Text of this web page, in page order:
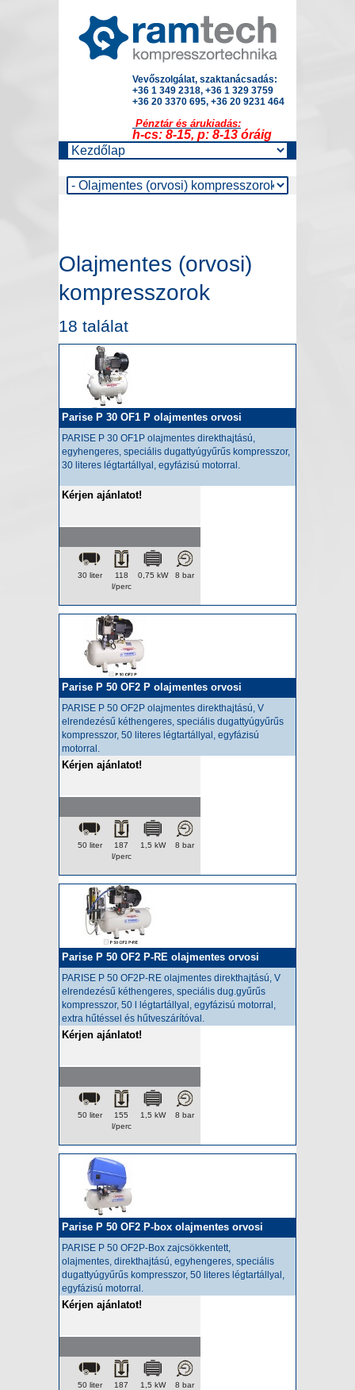
Vevőszolgálat, szaktanácsadás:
+36 1 349 2318, +36 1 329 3759
+36 20 3370 695, +36 20 9231 464
Pénztár és árukiadás:
h-cs: 8-15, p: 8-13 óráig
Olajmentes (orvosi)
kompresszorok
18 találat
Parise P 30 OF1 P olajmentes orvosi
kompresszor
PARISE P 30 OF1P olajmentes direkthajtású,
egyhengeres, speciális dugattyúgyűrűs kompresszor,
30 literes légtartállyal, egyfázisú motorral.
Kérjen ajánlatot!
8 bar
0,75 kW
118
l/perc
30 liter
Parise P 50 OF2 P olajmentes orvosi
kompresszor
PARISE P 50 OF2P olajmentes direkthajtású, V
elrendezésű kéthengeres, speciális dugattyúgyűrűs
kompresszor, 50 literes légtartállyal, egyfázisú
motorral.
Kérjen ajánlatot!
8 bar
1,5 kW
187
l/perc
50 liter
Parise P 50 OF2 P-RE olajmentes orvosi
kompresszor
PARISE P 50 OF2P-RE olajmentes direkthajtású, V
elrendezésű kéthengeres, speciális dug.gyűrűs
kompresszor, 50 l légtartállyal, egyfázisú motorral,
extra hűtéssel és hűtveszárítóval.
Kérjen ajánlatot!
8 bar
1,5 kW
155
l/perc
50 liter
Parise P 50 OF2 P-box olajmentes orvosi
kompresszor
PARISE P 50 OF2P-Box zajcsökkentett,
olajmentes, direkthajtású, egyhengeres, speciális
dugattyúgyűrűs kompresszor, 50 literes légtartállyal,
egyfázisú motorral.
Kérjen ajánlatot!
8 bar
1,5 kW
187
50 liter